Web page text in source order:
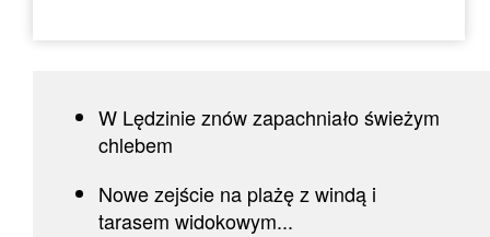
W Lędzinie znów zapachniało świeżym
chlebem
Nowe zejście na plażę z windą i
tarasem widokowym...